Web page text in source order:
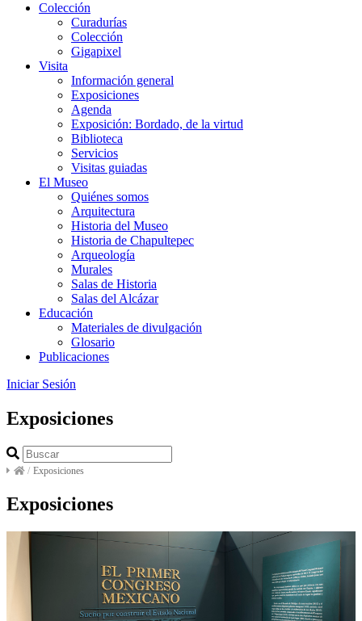
Colección
Curadurías
Colección
Gigapixel
Visita
Información general
Exposiciones
Agenda
Exposición: Bordado, de la virtud
Biblioteca
Servicios
Visitas guiadas
El Museo
Quiénes somos
Arquitectura
Historia del Museo
Historia de Chapultepec
Arqueología
Murales
Salas de Historia
Salas del Alcázar
Educación
Materiales de divulgación
Glosario
Publicaciones
Iniciar Sesión
Exposiciones
/ Exposiciones
Exposiciones